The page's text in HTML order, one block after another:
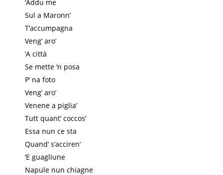
‘Addu me
Sul a Maronn’
T’accumpagna
Veng’ aro’
‘A città
Se mette ‘n posa
P’ na foto
Veng’ aro’
Venene a piglia’
Tutt quant’ coccos’
Essa nun ce sta
Quand’ s’acciren’
‘E guagliune
Napule nun chiagne